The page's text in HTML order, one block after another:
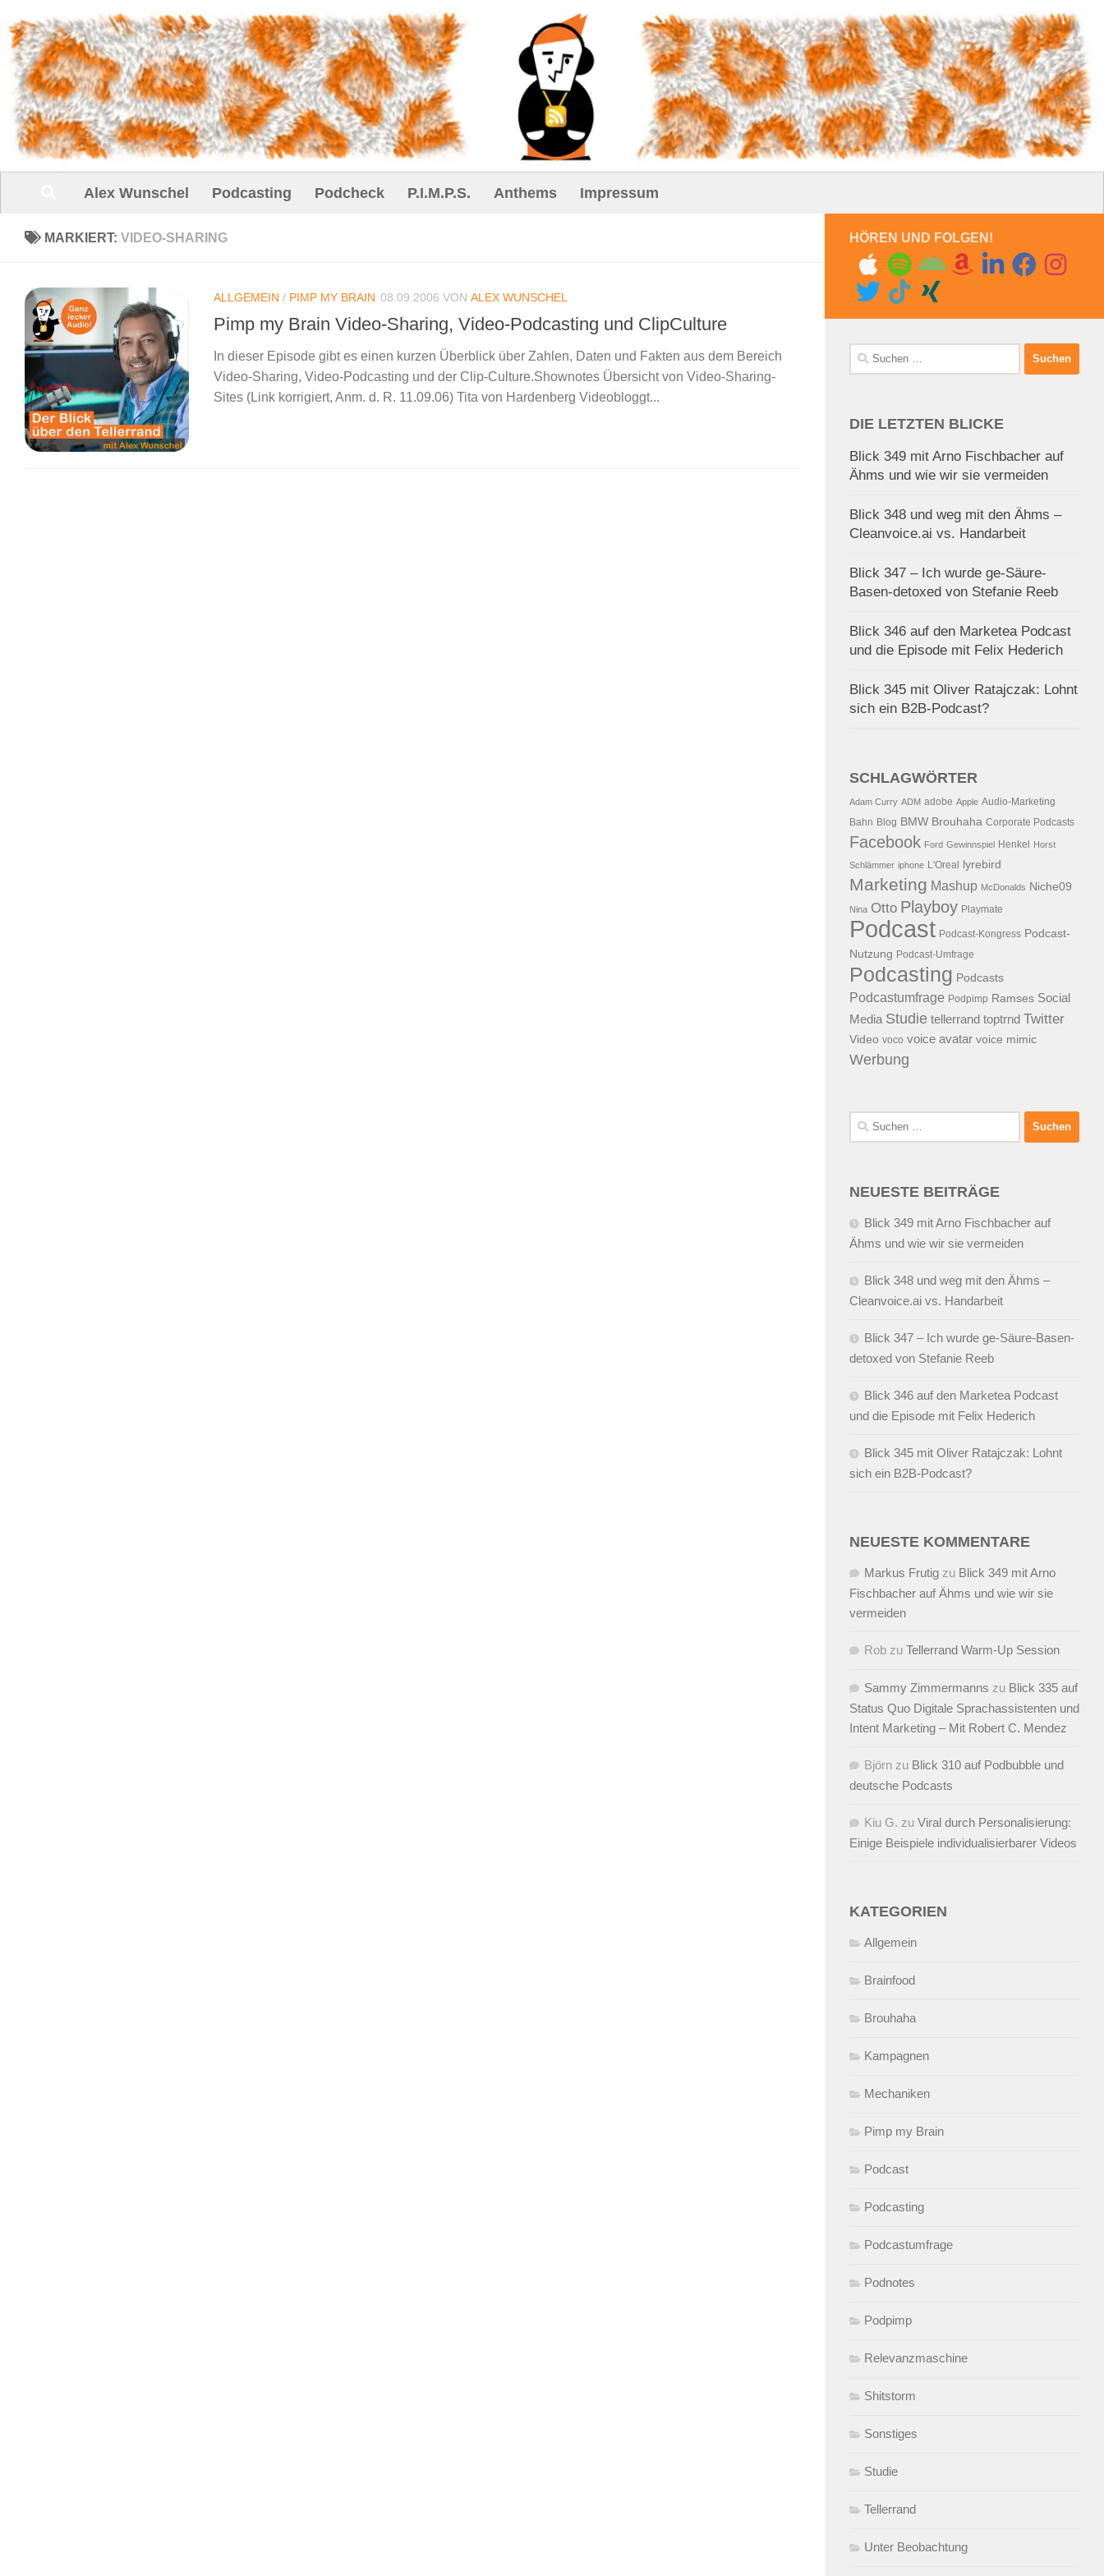
Unter dem Inhalt
Alex Wunschel Podcasting Podcheck P.I.M.P.S. Anthems Impressum
MARKIERT: VIDEO-SHARING
ALLGEMEIN / PIMP MY BRAIN 08.09.2006 VON ALEX WUNSCHEL
Pimp my Brain Video-Sharing, Video-Podcasting und ClipCulture
In dieser Episode gibt es einen kurzen Überblick über Zahlen, Daten und Fakten aus dem Bereich
Video-Sharing, Video-Podcasting und der Clip-Culture.Shownotes Übersicht von Video-Sharing-
Sites (Link korrigiert, Anm. d. R. 11.09.06) Tita von Hardenberg Videobloggt...
HÖREN UND FOLGEN!
Suchen
nach:
DIE LETZTEN BLICKE
Blick 349 mit Arno Fischbacher auf
Ähms und wie wir sie vermeiden
Blick 348 und weg mit den Ähms –
Cleanvoice.ai vs. Handarbeit
Blick 347 – Ich wurde ge-Säure-
Basen-detoxed von Stefanie Reeb
Blick 346 auf den Marketea Podcast
und die Episode mit Felix Hederich
Blick 345 mit Oliver Ratajczak: Lohnt
sich ein B2B-Podcast?
SCHLAGWÖRTER
Adam Curry ADM adobe Apple Audio-Marketing
Bahn Blog BMW Brouhaha Corporate Podcasts
Facebook Ford Gewinnspiel Henkel Horst
Schlämmer iphone L'Oreal lyrebird
Marketing Mashup McDonalds Niche09
Nina Otto Playboy Playmate
Podcast Podcast-Kongress Podcast-
Nutzung Podcast-Umfrage
Podcasting Podcasts
Podcastumfrage Podpimp Ramses Social
Media Studie tellerrand toptrnd Twitter
Video voco voice avatar voice mimic
Werbung
Suchen
nach:
NEUESTE BEITRÄGE
Blick 349 mit Arno Fischbacher auf
Ähms und wie wir sie vermeiden
Blick 348 und weg mit den Ähms –
Cleanvoice.ai vs. Handarbeit
Blick 347 – Ich wurde ge-Säure-Basen-
detoxed von Stefanie Reeb
Blick 346 auf den Marketea Podcast
und die Episode mit Felix Hederich
Blick 345 mit Oliver Ratajczak: Lohnt
sich ein B2B-Podcast?
NEUESTE KOMMENTARE
Markus Frutig zu Blick 349 mit Arno
Fischbacher auf Ähms und wie wir sie
vermeiden
Rob zu Tellerrand Warm-Up Session
Sammy Zimmermanns zu Blick 335 auf
Status Quo Digitale Sprachassistenten und
Intent Marketing – Mit Robert C. Mendez
Björn zu Blick 310 auf Podbubble und
deutsche Podcasts
Kiu G. zu Viral durch Personalisierung:
Einige Beispiele individualisierbarer Videos
KATEGORIEN
Allgemein
Brainfood
Brouhaha
Kampagnen
Mechaniken
Pimp my Brain
Podcast
Podcasting
Podcastumfrage
Podnotes
Podpimp
Relevanzmaschine
Shitstorm
Sonstiges
Studie
Tellerrand
Unter Beobachtung